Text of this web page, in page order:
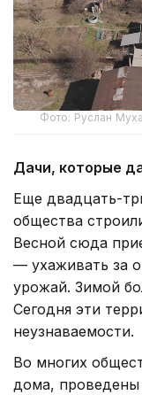
Фото: Руслан
Дачи, которые
Еще двадцать-
общества
Весной сюда
— ухаживать за
урожай. Зимой
Сегодня эти
неузнаваемости.
Во многих
дома,